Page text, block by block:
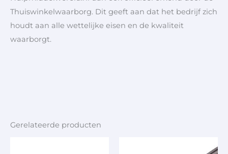
Thuiswinkelwaarborg. Dit geeft aan dat het bedrijf zich
houdt aan alle wettelijke eisen en de kwaliteit
waarborgt.
Gerelateerde producten